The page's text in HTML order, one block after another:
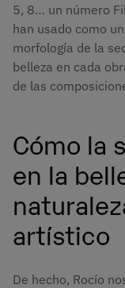
5, 8… un número
han usado como
morfología de la
belleza en cada
de las
Cómo la
en la
artístico
De hecho, Rocío